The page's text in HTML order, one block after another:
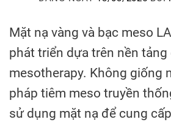
Mặt nạ vàng và bạc meso
phát triển dựa trên nền
mesotherapy. Không giống
pháp tiêm meso truyền
sử dụng mặt nạ để cung